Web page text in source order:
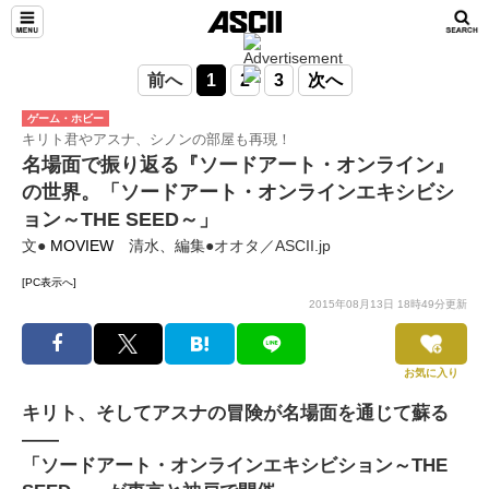
前へ 1 2 3 次へ
ゲーム・ホビー
キリト君やアスナ、シノンの部屋も再現！
名場面で振り返る『ソードアート・オンライン』
の世界。「ソードアート・オンラインエキシビシ
ョン～THE SEED～」
文● MOVIEW 清水、編集●オオタ／ASCII.jp
[PC表示へ]
2015年08月13日 18時49分更新
お気に入り
キリト、そしてアスナの冒険が名場面を通じて蘇る
――
「ソードアート・オンラインエキシビション～THE